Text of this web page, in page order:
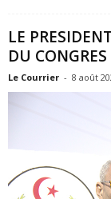
LE
DU
Le Courrier - 8 août